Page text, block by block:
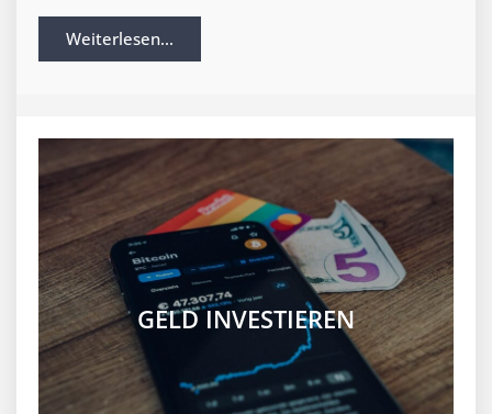
Weiterlesen...
GELD INVESTIEREN